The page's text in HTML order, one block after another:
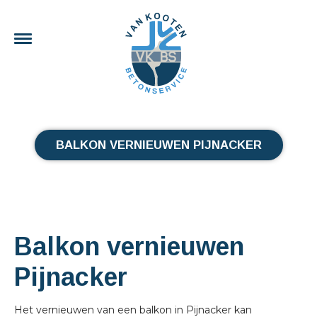
BALKON VERNIEUWEN PIJNACKER
Balkon vernieuwen
Pijnacker
Het vernieuwen van een balkon in Pijnacker kan